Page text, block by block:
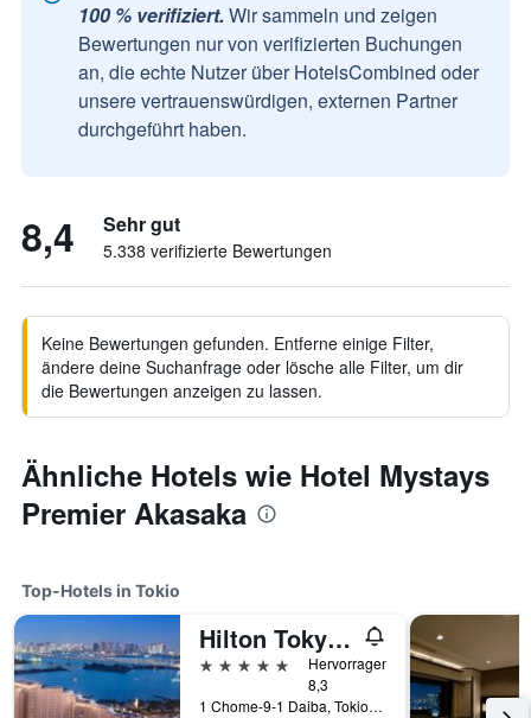
100 % verifiziert. Wir sammeln und zeigen
Bewertungen nur von verifizierten Buchungen
an, die echte Nutzer über HotelsCombined oder
unsere vertrauenswürdigen, externen Partner
durchgeführt haben.
8,4 Sehr gut
5.338 verifizierte Bewertungen
Keine Bewertungen gefunden. Entferne einige Filter,
ändere deine Suchanfrage oder lösche alle Filter, um dir
die Bewertungen anzeigen zu lassen.
Ähnliche Hotels wie Hotel Mystays
Premier Akasaka
Top-Hotels in Tokio
Hilton Tokyo Odaiba
5 Sterne
Hervorragend
8,3
1 Chome-9-1 Daiba, Tokio, Japan